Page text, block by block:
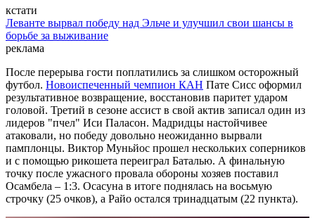
кстати
Леванте вырвал победу над Эльче и улучшил свои шансы в
борьбе за выживание
реклама
После перерыва гости поплатились за слишком осторожный
футбол. Новоиспеченный чемпион КАН Пате Сисс оформил
результативное возвращение, восстановив паритет ударом
головой. Третий в сезоне ассист в свой актив записал один из
лидеров "пчел" Иси Паласон. Мадридцы настойчивее
атаковали, но победу довольно неожиданно вырвали
памплонцы. Виктор Муньйос прошел нескольких соперников
и с помощью рикошета переиграл Баталью. А финальную
точку после ужасного провала обороны хозяев поставил
Осамбела – 1:3. Осасуна в итоге поднялась на восьмую
строчку (25 очков), а Райо остался тринадцатым (22 пункта).